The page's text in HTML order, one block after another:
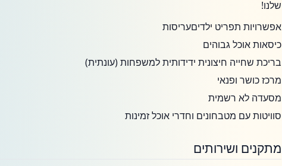
שלנו!
אפשרויות תפריט ילדיםעריסות
כיסאות אוכל גבוהים
בריכת שחייה חיצונית ידידותית למשפחות (עונתית)
מרכז כושר ופנאי
מסעדה לא רשמית
סוויטות עם מטבחונים וחדרי אוכל זמינות
מתקנים ושירותים